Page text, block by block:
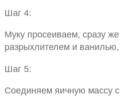
Шаг 4:
Муку просеиваем, сразу
разрыхлителем и
Шаг 5:
Соединяем яичную массу